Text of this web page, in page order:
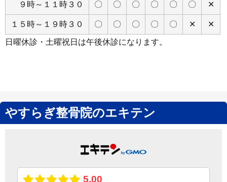
９時～１１時３０ 〇 〇 〇 〇 〇 〇 ✕
１５時～１９時３０ 〇 〇 〇 〇 〇 ✕ ✕
日曜休診・土曜祝日は午後休診になります。
やすらぎ整骨院のエキテン